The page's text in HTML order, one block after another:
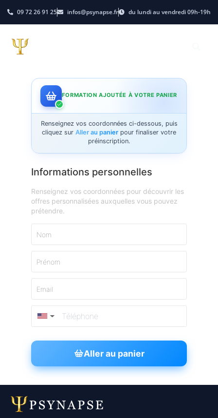
09 72 26 91 25 infos@psynapse.fr du lundi au vendredi 09h-19h
FORMATION AJOUTÉE À VOTRE PANIER
Renseignez vos coordonnées ci-dessous, puis
cliquez sur Aller au panier pour finaliser votre
préinscription.
Informations personnelles
Renseignez vos coordonnées pour découvrir les
offres personnalisées auxquelles vous pouvez
prétendre.
Nom
Prénom
Email
▼
Aller au panier